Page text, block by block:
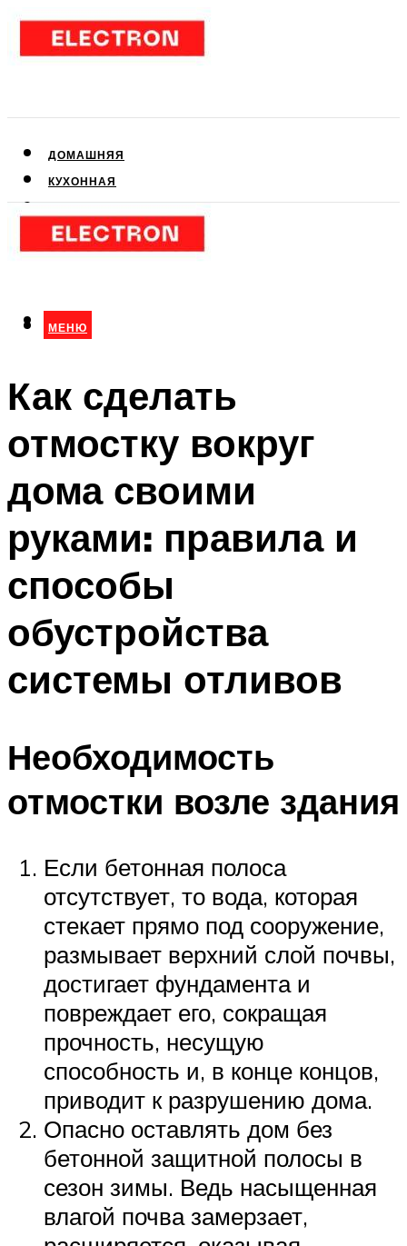
ДОМАШНЯЯ
КУХОННАЯ
КЛИМАТИЧЕСКАЯ
МЕНЮ
МЕНЮ
Как сделать
отмостку вокруг
дома своими
руками: правила и
способы
обустройства
системы отливов
Необходимость
отмостки возле здания
Если бетонная полоса
отсутствует, то вода, которая
стекает прямо под сооружение,
размывает верхний слой почвы,
достигает фундамента и
повреждает его, сокращая
прочность, несущую
способность и, в конце концов,
приводит к разрушению дома.
Опасно оставлять дом без
бетонной защитной полосы в
сезон зимы. Ведь насыщенная
влагой почва замерзает,